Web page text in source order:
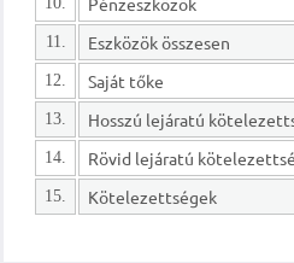
11. Eszközök összesen
12. Saját tőke
13.
14. Rövid lejáratú
15. Kötelezettségek